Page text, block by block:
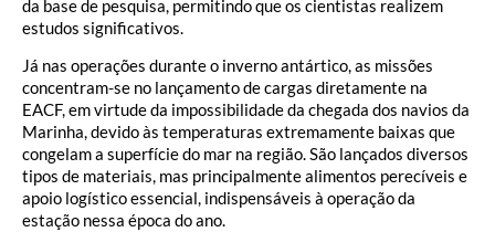
da base de pesquisa, permitindo que os cientistas realizem
estudos significativos.
Já nas operações durante o inverno antártico, as missões
concentram-se no lançamento de cargas diretamente na
EACF, em virtude da impossibilidade da chegada dos navios da
Marinha, devido às temperaturas extremamente baixas que
congelam a superfície do mar na região. São lançados diversos
tipos de materiais, mas principalmente alimentos perecíveis e
apoio logístico essencial, indispensáveis à operação da
estação nessa época do ano.